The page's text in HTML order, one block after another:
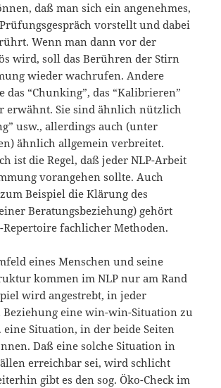
daß man sich ein angenehmes,
vorstellt und dabei
Wenn man dann vor der
wird, soll das Berühren der Stirn
wieder wachrufen. Andere
das “Chunking”, das “Kalibrieren”
erwähnt. Sie sind ähnlich nützlich
usw., allerdings auch (unter
ähnlich allgemein verbreitet.
ist die Regel, daß jeder NLP-Arbeit
vorangehen sollte. Auch
Beispiel die Klärung des
Beratungsbeziehung) gehört
Repertoire fachlicher Methoden.
eines Menschen und seine
kommen im NLP nur am Rand
wird angestrebt, in jeder
Beziehung eine win-win-Situation zu
eine Situation, in der beide Seiten
Daß eine solche Situation in
erreichbar sei, wird schlicht
gibt es den sog. Öko-Check im